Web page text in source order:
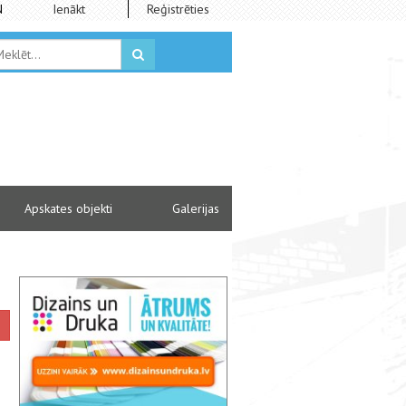
Ienākt Reģistrēties
Apskates objekti Galerijas